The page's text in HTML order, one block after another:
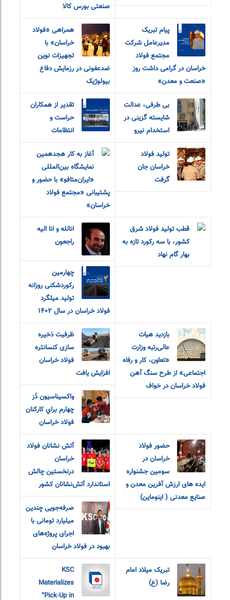
صنعتی بورس کالا
پیام تبریک
مدیرعامل شرکت
مجتمع فولاد
خراسان در گرامی داشت روز
«صنعت و معدن»
همراهی «فولاد
خراسان» با
تجهیزات نوین
ضدعفونی در رزمایش دفاع
بیولوژیک
بی طرفی، عدالت
شایسته گزینی در
استخدام نیرو
تقدیر از همکاران
حراست و
انتظامات
تولید فولاد
خراسان جان
گرفت
آغاز به کار هجدهمین
نمایشگاه بین‌المللی
«ایران‌متافو» با حضور و
پشتیبانی «مجتمع فولاد
خراسان»
قطب تولید فولاد شرق
کشور، با سه رکورد تازه به
بهار گام نهاد
انالله و انا الیه
راجعون
چهارمین
رکوردشکنی روزانه
تولید میلگرد
فولاد خراسان در سال ۱۴۰۲
بازدید هیات
عالی‌رتبه وزارت
«تعاون، کار و رفاه
اجتماعی» از طرح سنگ آهن
فولاد خراسان در خواف
ظرفیت ذخیره
سازی کنسانتره
فولاد خراسان
افزایش یافت
واکسيناسيون دُز
چهارم براي کارکنان
فولاد خراسان
حضور فولاد
خراسان در
سومین جشنواره
ایده های ارزش آفرین معدن و
صنایع معدنی ( اینوماین)
آتش نشانان فولاد
خراسان
درنخستین چالش
استاندارد آتش‌نشانان کشور
صرفه‌جویی چندین
میلیارد تومانی با
اجرای پروژه‌های
بهبود در فولاد خراسان
تبریک میلاد امام
رضا (ع)
KSC
Materializes
“Pick-Up in